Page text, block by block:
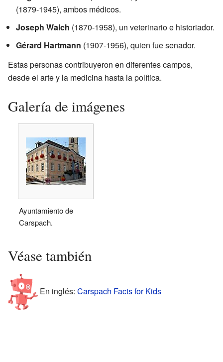
(1879-1945), ambos médicos.
Joseph Walch (1870-1958), un veterinario e historiador.
Gérard Hartmann (1907-1956), quien fue senador.
Estas personas contribuyeron en diferentes campos,
desde el arte y la medicina hasta la política.
Galería de imágenes
Ayuntamiento de
Carspach.
Véase también
En inglés: Carspach Facts for Kids